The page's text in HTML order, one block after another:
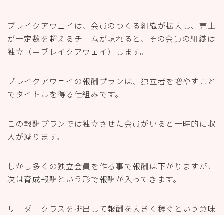
ブレイクアウェイは、会員のつくる組織が拡大し、売上
が一定数を超えるチームが現れると、その会員の組織は
独立（＝ブレイクアウェイ）します。
ブレイクアウェイの報酬プランは、独立者を増やすこと
でタイトルを得る仕組みです。
この報酬プランでは独立させた会員がいると一時的に収
入が減ります。
しかし多くの独立会員を作る事で報酬は下がりますが、
次は育成報酬という形で報酬が入ってきます。
リーダークラスを排出して報酬を大きく稼ぐという意味